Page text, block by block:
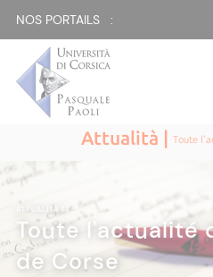
NOS PORTAILS :
Attualità |Toute
ATTUALITÀ|
Toute l'actualité
de Corse